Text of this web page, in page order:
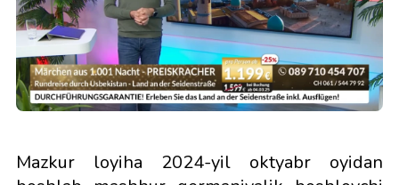
Mazkur loyiha 2024-yil oktyabr oyidan